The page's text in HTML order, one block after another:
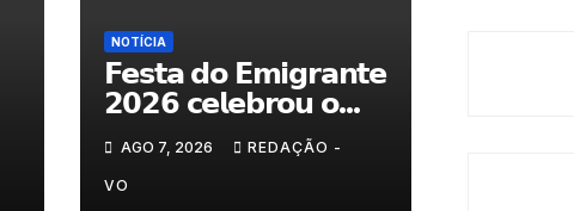
NOTÍCIA
𝗙𝗲𝘀𝘁𝗮 𝗱𝗼 𝗘𝗺𝗶𝗴𝗿𝗮𝗻𝘁𝗲
𝟮𝟬𝟮𝟲 𝗰𝗲𝗹𝗲𝗯𝗿𝗼𝘂 𝗼
𝗿𝗲𝗲𝗻𝗰𝗼𝗻𝘁𝗿𝗼 𝗲 𝗼𝘀
𝗹𝗮𝗰̧𝗼𝘀 𝗾𝘂𝗲 𝘂𝗻𝗲𝗺
𝗠𝘂𝗿𝗰̧𝗮
AGO 7, 2026 REDAÇÃO -
VO